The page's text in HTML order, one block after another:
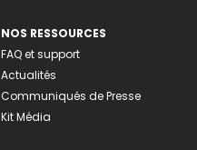
NOS RESSOURCES
FAQ et support
Actualités
Communiqués de Presse
Kit Média